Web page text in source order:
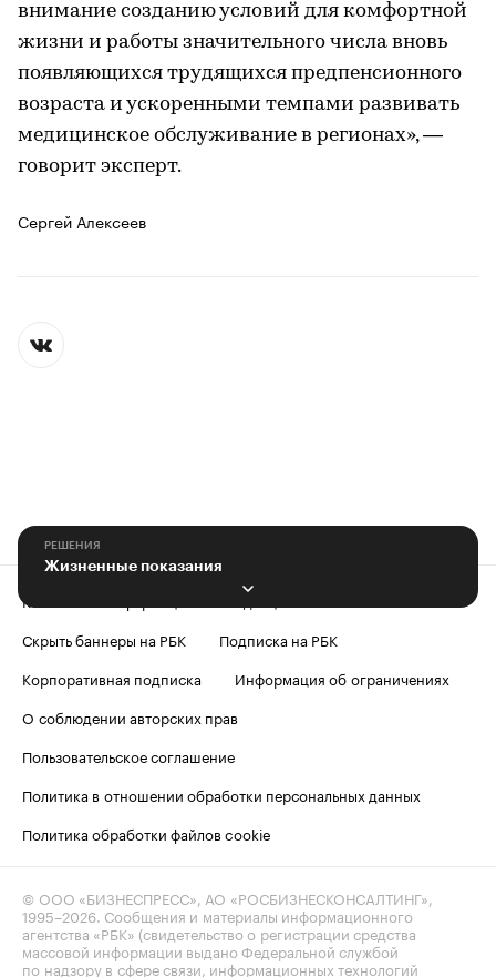
внимание созданию условий для комфортной
жизни и работы значительного числа вновь
появляющихся трудящихся предпенсионного
возраста и ускоренными темпами развивать
медицинское обслуживание в регионах», —
говорит эксперт.
Сергей Алексеев
РЕШЕНИЯ
Жизненные показания
Контактная информация
Скрыть баннеры на РБК
Подписка на РБК
Корпоративная подписка
Информация об ограничениях
О соблюдении авторских прав
Пользовательское соглашение
Политика в отношении обработки персональных данных
Политика обработки файлов cookie
© ООО «БИЗНЕСПРЕСС», АО «РОСБИЗНЕСКОНСАЛТИНГ»,
1995–2026. Сообщения и материалы информационного
агентства «РБК» (свидетельство о регистрации средства
массовой информации выдано Федеральной службой
по надзору в сфере связи, информационных технологий